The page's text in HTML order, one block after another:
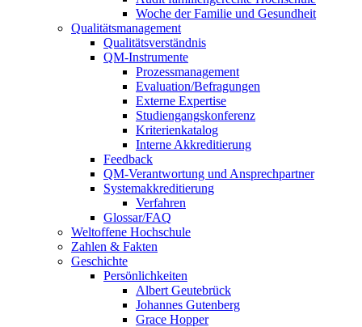
Woche der Familie und Gesundheit
Qualitätsmanagement
Qualitätsverständnis
QM-Instrumente
Prozessmanagement
Evaluation/Befragungen
Externe Expertise
Studiengangskonferenz
Kriterienkatalog
Interne Akkreditierung
Feedback
QM-Verantwortung und Ansprechpartner
Systemakkreditierung
Verfahren
Glossar/FAQ
Weltoffene Hochschule
Zahlen & Fakten
Geschichte
Persönlichkeiten
Albert Geutebrück
Johannes Gutenberg
Grace Hopper